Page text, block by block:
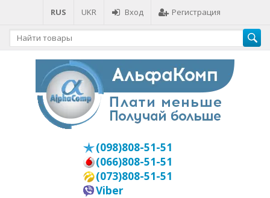
RUS UKR Вход Регистрация
(098)808-51-51
(066)808-51-51
(073)808-51-51
Viber